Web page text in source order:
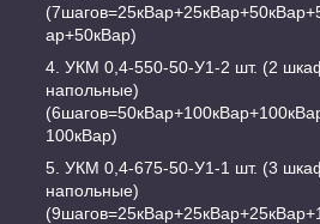
ар+50кВар)
УКМ 0,4-550-50-У1-2 шт. (2
напольные)
100кВар)
УКМ 0,4-675-50-У1-1 шт. (3
напольные)